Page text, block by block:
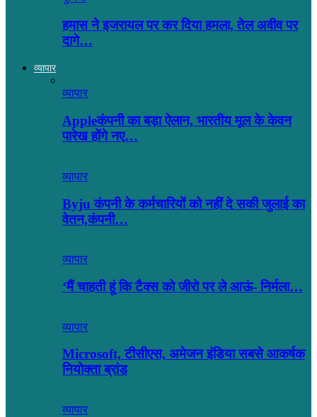
हमास ने इजरायल पर कर दिया हमला, तेल अवीव पर
दागे…
व्यापार
व्यापार
Appleकंपनी का बड़ा ऐलान, भारतीय मूल के केवन
पारेख होंगे नए…
व्यापार
Byju कंपनी के कर्मचारियों को नहीं दे सकी जुलाई का
वेतन,कंपनी…
व्यापार
‘मैं चाहती हूं कि टैक्स को जीरो पर ले आऊं- निर्मला…
व्यापार
Microsoft, टीसीएस, अमेजन इंडिया सबसे आकर्षक
नियोक्ता ब्रांड
व्यापार